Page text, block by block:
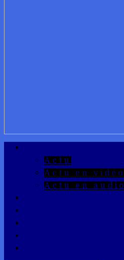
Actu
Actu en vidéo
Actu en audio